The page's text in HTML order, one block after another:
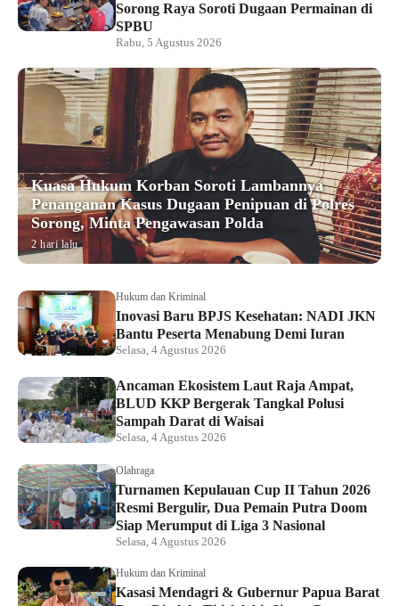
Sorong Raya Soroti Dugaan Permainan di
SPBU
Rabu, 5 Agustus 2026
Kuasa Hukum Korban Soroti Lambannya
Penanganan Kasus Dugaan Penipuan di Polres
Sorong, Minta Pengawasan Polda
2 hari lalu
Hukum dan Kriminal
Inovasi Baru BPJS Kesehatan: NADI JKN
Bantu Peserta Menabung Demi Iuran
Selasa, 4 Agustus 2026
Ancaman Ekosistem Laut Raja Ampat,
BLUD KKP Bergerak Tangkal Polusi
Sampah Darat di Waisai
Selasa, 4 Agustus 2026
Olahraga
Turnamen Kepulauan Cup II Tahun 2026
Resmi Bergulir, Dua Pemain Putra Doom
Siap Merumput di Liga 3 Nasional
Selasa, 4 Agustus 2026
Hukum dan Kriminal
Kasasi Mendagri & Gubernur Papua Barat